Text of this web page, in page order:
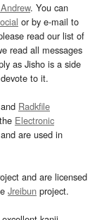
. You can
or by e-mail to
read our list of
read all messages
as Jisho is a side
to it.
and Radkfile
Electronic
are used in
and are licensed
Jreibun project.